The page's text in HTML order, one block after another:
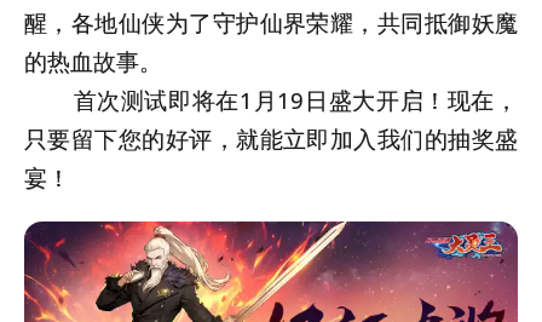
醒，各地仙侠为了守护仙界荣耀，共同抵御妖魔
的热血故事。
首次测试即将在1月19日盛大开启！现在，
只要留下您的好评，就能立即加入我们的抽奖盛
宴！